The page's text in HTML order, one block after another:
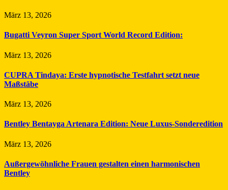
März 13, 2026
Bugatti Veyron Super Sport World Record Edition:
März 13, 2026
CUPRA Tindaya: Erste hypnotische Testfahrt setzt neue
Maßstäbe
März 13, 2026
Bentley Bentayga Artenara Edition: Neue Luxus-Sonderedition
März 13, 2026
Außergewöhnliche Frauen gestalten einen harmonischen
Bentley